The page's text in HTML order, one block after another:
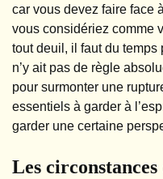
car vous devez faire face
vous considériez comme
tout deuil, il faut du temps
n’y ait pas de règle
pour surmonter une
essentiels à garder à
garder une certaine
Les